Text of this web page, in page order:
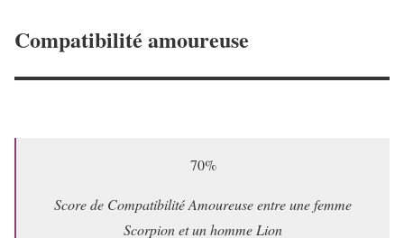
Compatibilité amoureuse
70%
Score de Compatibilité Amoureuse entre une femme
Scorpion et un homme Lion